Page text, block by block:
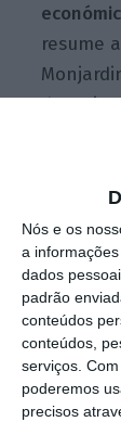
Nós e os
a
dados
padrão
conteúdos
conteúdos,
serviços.
poderemos
precisos
resume
da
A
de um
é má,
3,7%
crescido
de ter